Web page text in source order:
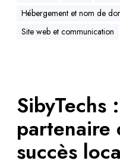
Hébergement et nom de
Site web et communication
SibyTechs
succès